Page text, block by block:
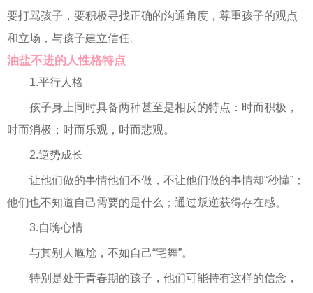
要打骂孩子，要积极寻找正确的沟通角度，尊重孩子的观点
和立场，与孩子建立信任。
油盐不进的人性格特点
1.平行人格
孩子身上同时具备两种甚至是相反的特点：时而积极，
时而消极；时而乐观，时而悲观。
2.逆势成长
让他们做的事情他们不做，不让他们做的事情却“秒懂”；
他们也不知道自己需要的是什么；通过叛逆获得存在感。
3.自嗨心情
与其别人尴尬，不如自己“宅舞”。
特别是处于青春期的孩子，他们可能持有这样的信念，